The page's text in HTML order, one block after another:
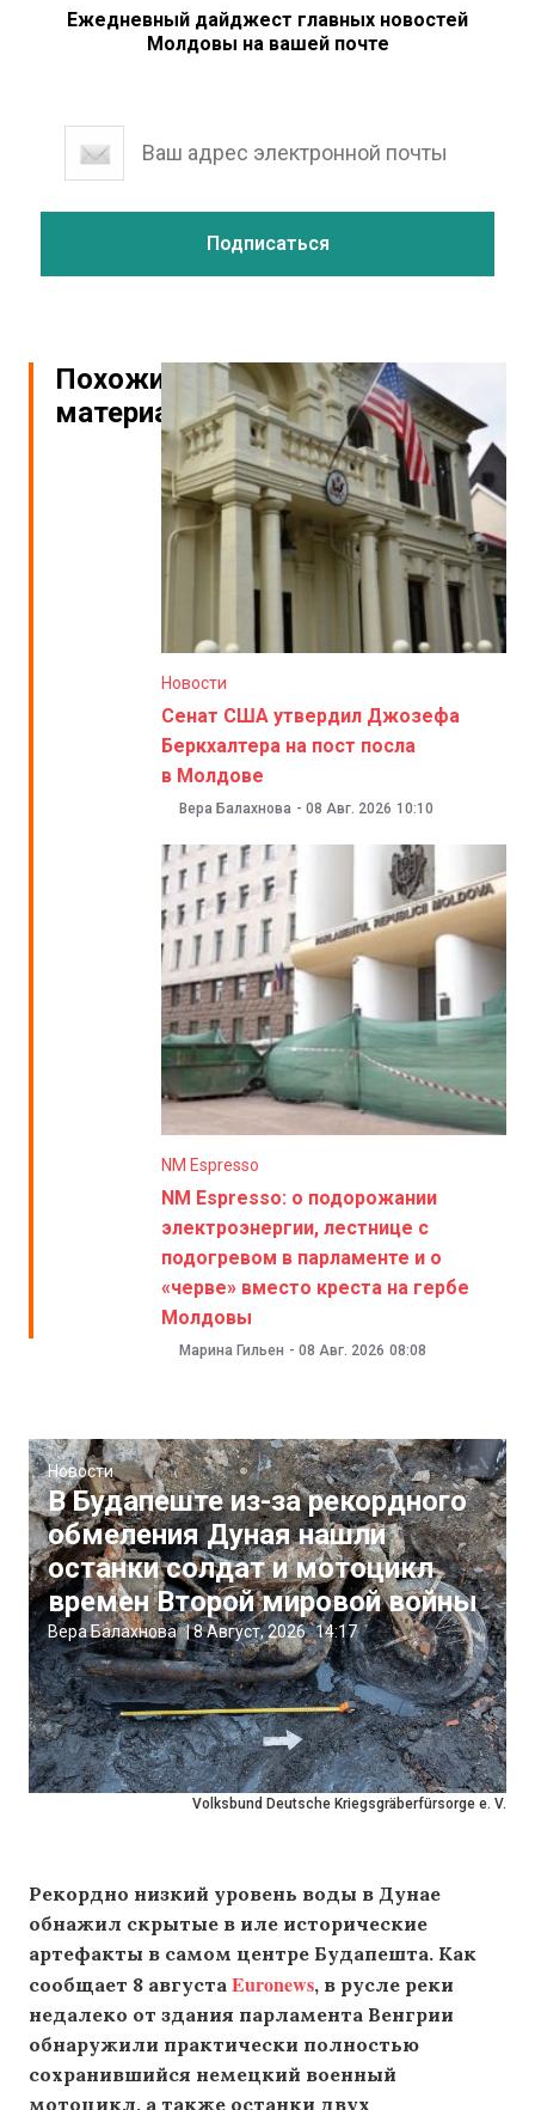
Ежедневный дайджест главных новостей
Молдовы на вашей почте
Похожие
материалы
Новости
Сенат США утвердил Джозефа
Беркхалтера на пост посла
в Молдове
Вера Балахнова - 08 Авг. 2026 10:10
NM Espresso
NM Espresso: о подорожании
электроэнергии, лестнице с
подогревом в парламенте и о
«черве» вместо креста на гербе
Молдовы
Марина Гильен - 08 Авг. 2026 08:08
Volksbund Deutsche Kriegsgräberfürsorge e. V.
Новости
В Будапеште из-за рекордного
обмеления Дуная нашли
останки солдат и мотоцикл
времен Второй мировой войны
Вера Балахнова |8 Август, 2026 14:17
Рекордно низкий уровень воды в Дунае
обнажил скрытые в иле исторические
артефакты в самом центре Будапешта. Как
сообщает 8 августа Euronews, в русле реки
недалеко от здания парламента Венгрии
обнаружили практически полностью
сохранившийся немецкий военный
мотоцикл, а также останки двух